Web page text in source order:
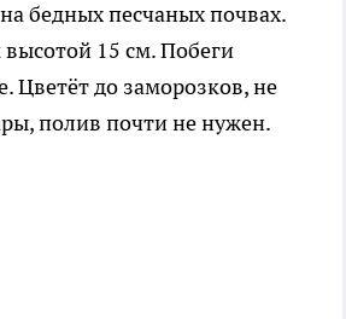
бедных песчаных почвах.
15 см. Побеги
Цветёт до заморозков, не
полив почти не нужен.